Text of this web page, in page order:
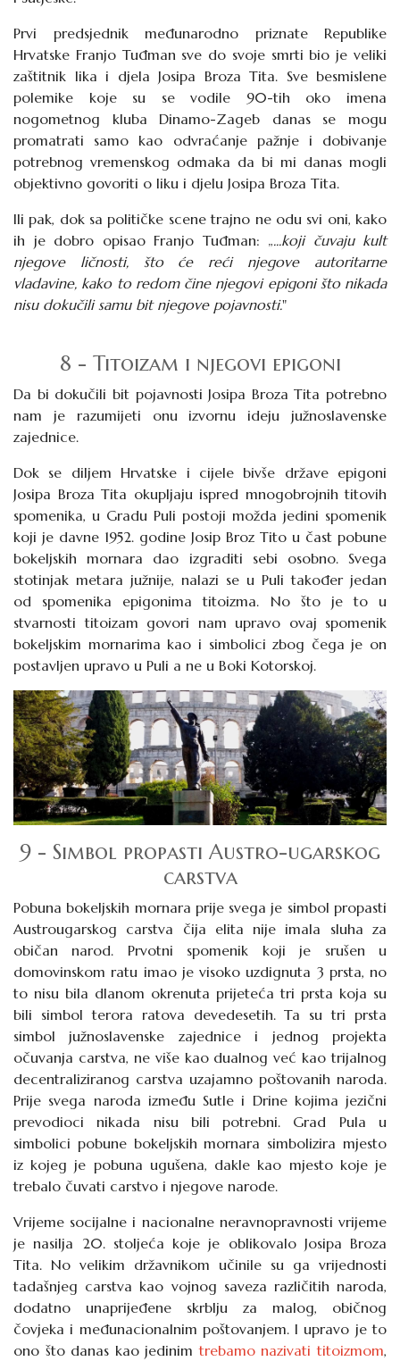
Prvi predsjednik međunarodno priznate Republike
Hrvatske Franjo Tuđman sve do svoje smrti bio je veliki
zaštitnik lika i djela Josipa Broza Tita. Sve besmislene
polemike koje su se vodile 90-tih oko imena
nogometnog kluba Dinamo-Zageb danas se mogu
promatrati samo kao odvraćanje pažnje i dobivanje
potrebnog vremenskog odmaka da bi mi danas mogli
objektivno govoriti o liku i djelu Josipa Broza Tita.
Ili pak, dok sa političke scene trajno ne odu svi oni, kako
ih je dobro opisao Franjo Tuđman: „...koji čuvaju kult
njegove ličnosti, što će reći njegove autoritarne
vladavine, kako to redom čine njegovi epigoni što nikada
nisu dokučili samu bit njegove pojavnosti."
8 - Titoizam i njegovi epigoni
Da bi dokučili bit pojavnosti Josipa Broza Tita potrebno
nam je razumijeti onu izvornu ideju južnoslavenske
zajednice.
Dok se diljem Hrvatske i cijele bivše države epigoni
Josipa Broza Tita okupljaju ispred mnogobrojnih titovih
spomenika, u Gradu Puli postoji možda jedini spomenik
koji je davne 1952. godine Josip Broz Tito u čast pobune
bokeljskih mornara dao izgraditi sebi osobno. Svega
stotinjak metara južnije, nalazi se u Puli također jedan
od spomenika epigonima titoizma. No što je to u
stvarnosti titoizam govori nam upravo ovaj spomenik
bokeljskim mornarima kao i simbolici zbog čega je on
postavljen upravo u Puli a ne u Boki Kotorskoj.
9 - Simbol propasti Austro-ugarskog
carstva
Pobuna bokeljskih mornara prije svega je simbol propasti
Austrougarskog carstva čija elita nije imala sluha za
običan narod. Prvotni spomenik koji je srušen u
domovinskom ratu imao je visoko uzdignuta 3 prsta, no
to nisu bila dlanom okrenuta prijeteća tri prsta koja su
bili simbol terora ratova devedesetih. Ta su tri prsta
simbol južnoslavenske zajednice i jednog projekta
očuvanja carstva, ne više kao dualnog već kao trijalnog
decentraliziranog carstva uzajamno poštovanih naroda.
Prije svega naroda između Sutle i Drine kojima jezični
prevodioci nikada nisu bili potrebni. Grad Pula u
simbolici pobune bokeljskih mornara simbolizira mjesto
iz kojeg je pobuna ugušena, dakle kao mjesto koje je
trebalo čuvati carstvo i njegove narode.
Vrijeme socijalne i nacionalne neravnopravnosti vrijeme
je nasilja 20. stoljeća koje je oblikovalo Josipa Broza
Tita. No velikim državnikom učinile su ga vrijednosti
tadašnjeg carstva kao vojnog saveza različitih naroda,
dodatno unaprijeđene skrblju za malog, običnog
čovjeka i međunacionalnim poštovanjem. I upravo je to
ono što danas kao jedinimtrebamo nazivati titoizmom,